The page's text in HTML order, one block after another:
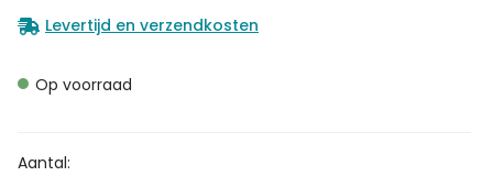
Levertijd en verzendkosten
Op voorraad